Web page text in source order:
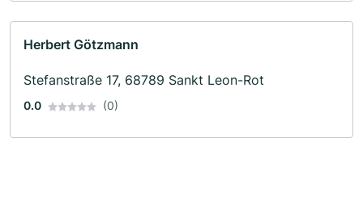
Herbert Götzmann
Stefanstraße 17, 68789 Sankt Leon-Rot
0.0 (0)